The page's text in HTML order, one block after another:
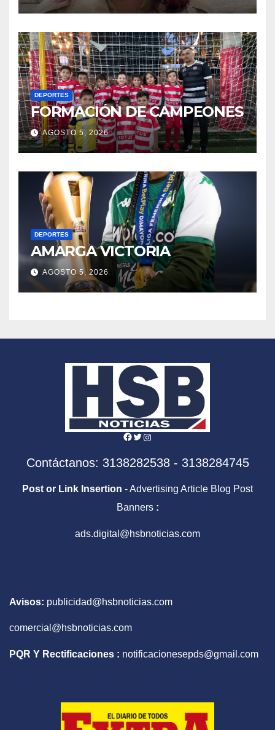
DEPORTES
FORMACIÓN DE CAMPEONES
AGOSTO 5, 2026
DEPORTES
AMARGA VICTORIA
AGOSTO 5, 2026
Facebook
Twitter
Instagram
Contáctanos: 3138282538 - 3138284745
Post or Link Insertion - Advertising Article Blog Post
Banners :
ads.digital@hsbnoticias.com
Avisos: publicidad@hsbnoticias.com
comercial@hsbnoticias.com
PQR Y Rectificaciones : notificacionesepds@gmail.com